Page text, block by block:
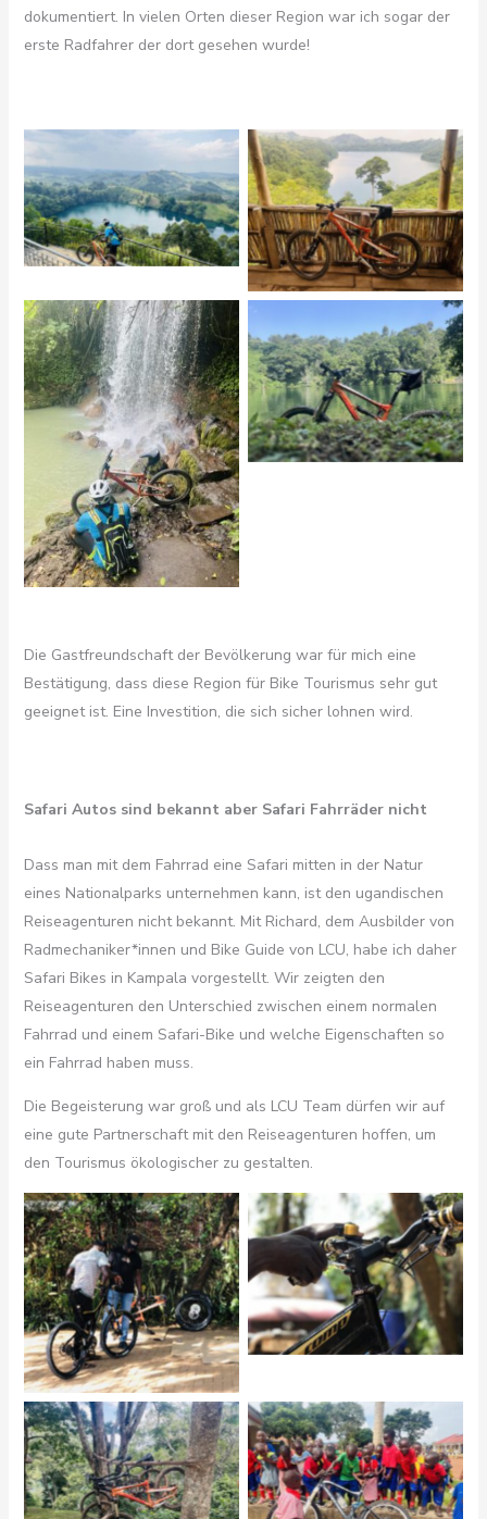
dokumentiert. In vielen Orten dieser Region war ich sogar der
erste Radfahrer der dort gesehen wurde!
Die Gastfreundschaft der Bevölkerung war für mich eine
Bestätigung, dass diese Region für Bike Tourismus sehr gut
geeignet ist. Eine Investition, die sich sicher lohnen wird.
Safari Autos sind bekannt aber Safari Fahrräder nicht
Dass man mit dem Fahrrad eine Safari mitten in der Natur
eines Nationalparks unternehmen kann, ist den ugandischen
Reiseagenturen nicht bekannt. Mit Richard, dem Ausbilder von
Radmechaniker*innen und Bike Guide von LCU, habe ich daher
Safari Bikes in Kampala vorgestellt. Wir zeigten den
Reiseagenturen den Unterschied zwischen einem normalen
Fahrrad und einem Safari-Bike und welche Eigenschaften so
ein Fahrrad haben muss.
Die Begeisterung war groß und als LCU Team dürfen wir auf
eine gute Partnerschaft mit den Reiseagenturen hoffen, um
den Tourismus ökologischer zu gestalten.